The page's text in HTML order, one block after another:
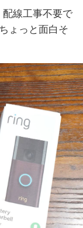
配線工事不要で
ょっと面白そ